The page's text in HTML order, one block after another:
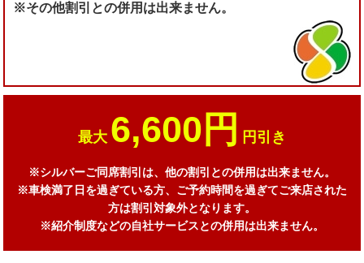
※その他割引との併用は出来ません。
最大 6,600円 円引き
※シルバーご同席割引は、他の割引との併用は出来ません。
※車検満了日を過ぎている方、ご予約時間を過ぎてご来店された
方は割引対象外となります。
※紹介制度などの自社サービスとの併用は出来ません。